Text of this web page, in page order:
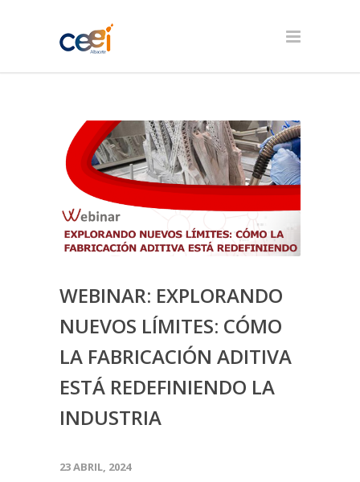
WEBINAR: EXPLORANDO
NUEVOS LÍMITES: CÓMO
LA FABRICACIÓN ADITIVA
ESTÁ REDEFINIENDO LA
INDUSTRIA
23 ABRIL, 2024